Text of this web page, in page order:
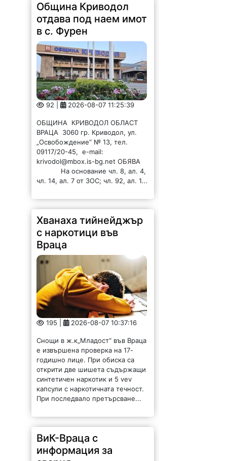
Община Криводол
отдава под наем имот
в с. Фурен
92 | 2026-08-07 11:25:39
ОБЩИНА КРИВОДОЛ ОБЛАСТ
ВРАЦА 3060 гр. Криводол, ул.
„Освобождение” № 13, тел.
09117/20-45, e-mail:
krivodol@mbox.is-bg.net ОБЯВА
На основание чл. 8, ал. 4,
чл. 14, ал. 7 от ЗОС; чл. 92, ал. 1...
Хванаха тийнейджър
с наркотици във
Враца
195 | 2026-08-07 10:37:16
Снощи в ж.к„Младост“ във Враца
е извършена проверка на 17-
годишно лице. При обиска са
открити две шишета съдържащи
синтетичен наркотик и 5 vev
капсули с наркотичната течност.
При последвало претърсване...
ВиК-Враца с
информация за